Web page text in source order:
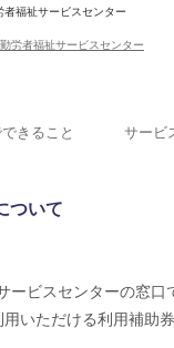
福祉サービスセンター
きること サービ
ついて
ビスセンターの窓口
いただける利用補助